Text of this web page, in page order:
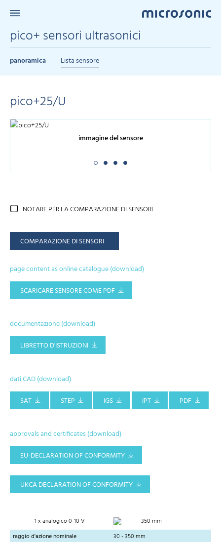
pico+ sensori ultrasonici
panoramica Lista sensore
pico+25/U
immagine del sensore
NOTARE PER LA COMPARAZIONE DI SENSORI
COMPARAZIONE DI SENSORI
page content as online catalogue (download)
SCARICARE SENSORE COME PDF
documentazione (download)
LIBRETTO D'ISTRUZIONI
dati CAD (download)
SAT
STEP IGS IPT PDF
approvals and certificates (download)
EU-DECLARATION OF CONFORMITY
UKCA DECLARATION OF CONFORMITY
1 x analogico 0-10 V
350 mm
raggio d'azione nominale
30 - 350 mm